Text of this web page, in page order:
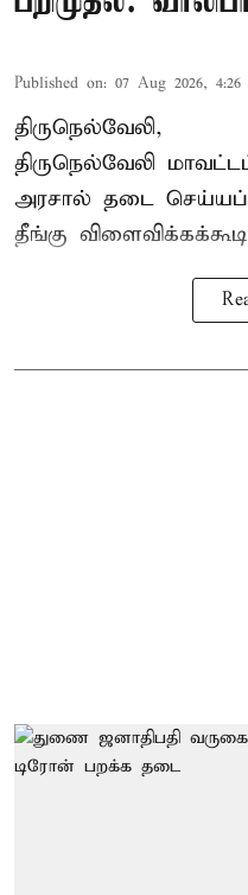
Published on: 07 Aug 2026, 4:26
திருநெல்வேலி,
திருநெல்வேலி
அரசால் தடை
தீங்கு